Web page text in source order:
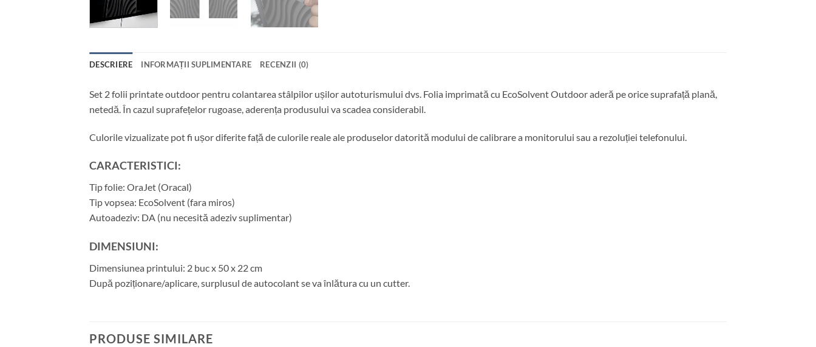
DESCRIERE INFORMAȚII SUPLIMENTARE RECENZII (0)
Set 2 folii printate outdoor pentru colantarea stâlpilor ușilor autoturismului dvs. Folia imprimată cu EcoSolvent Outdoor aderă pe orice suprafață plană,
netedă. În cazul suprafețelor rugoase, aderența produsului va scadea considerabil.
Culorile vizualizate pot fi ușor diferite față de culorile reale ale produselor datorită modului de calibrare a monitorului sau a rezoluției telefonului.
CARACTERISTICI:
Tip folie: OraJet (Oracal)
Tip vopsea: EcoSolvent (fara miros)
Autoadeziv: DA (nu necesită adeziv suplimentar)
DIMENSIUNI:
Dimensiunea printului: 2 buc x 50 x 22 cm
După poziționare/aplicare, surplusul de autocolant se va înlătura cu un cutter.
PRODUSE SIMILARE